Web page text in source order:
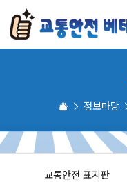
정보마당
교통안전 표지판